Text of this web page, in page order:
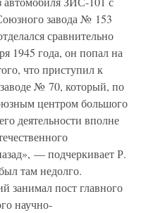
завода № 153
сравнительно
1945 года, он попал на
что приступил к
№ 70, который, по
центром большого
деятельности вполне
— подчеркивает Р.
там недолго.
занимал пост главного
научно-